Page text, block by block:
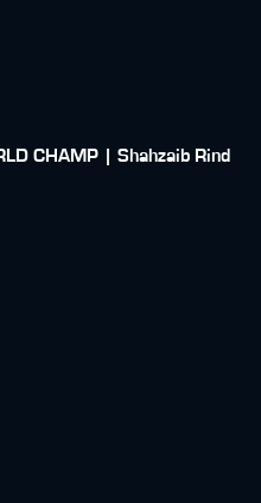
CHAMP | Shahzaib Rind